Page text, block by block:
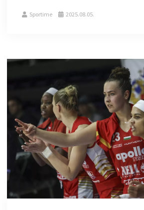
Sportime 2025.08.05.